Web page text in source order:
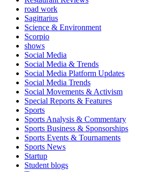
road work
Sagittarius
Science & Environment
Scorpio
shows
Social Media
Social Media & Trends
Social Media Platform Updates
Social Media Trends
Social Movements & Activism
Special Reports & Features
Sports
Sports Analysis & Commentary
Sports Business & Sponsorships
Sports Events & Tournaments
Sports News
Startup
Student blogs